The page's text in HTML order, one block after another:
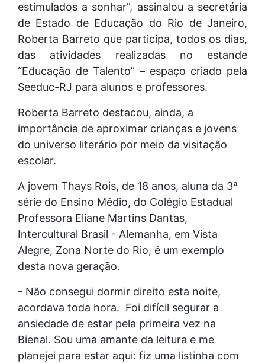
estimulados a sonhar”, assinalou a secretária
de Estado de Educação do Rio de Janeiro,
Roberta Barreto que participa, todos os dias,
das atividades realizadas no estande
“Educação de Talento” – espaço criado pela
Seeduc-RJ para alunos e professores.
Roberta Barreto destacou, ainda, a
importância de aproximar crianças e jovens
do universo literário por meio da visitação
escolar.
A jovem Thays Rois, de 18 anos, aluna da 3ª
série do Ensino Médio, do Colégio Estadual
Professora Eliane Martins Dantas,
Intercultural Brasil - Alemanha, em Vista
Alegre, Zona Norte do Rio, é um exemplo
desta nova geração.
- Não consegui dormir direito esta noite,
acordava toda hora. Foi difícil segurar a
ansiedade de estar pela primeira vez na
Bienal. Sou uma amante da leitura e me
planejei para estar aqui: fiz uma listinha com